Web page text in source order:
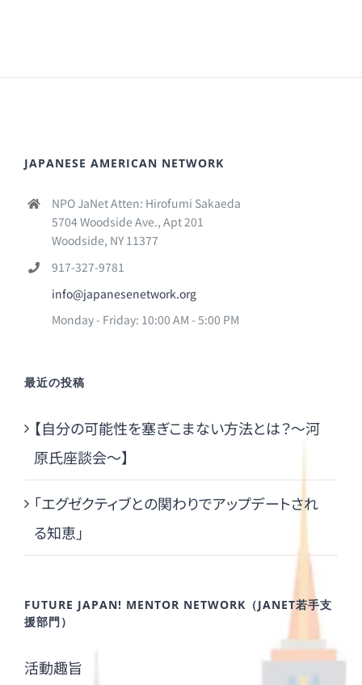
JAPANESE AMERICAN NETWORK
NPO JaNet Atten: Hirofumi Sakaeda
5704 Woodside Ave., Apt 201
Woodside, NY 11377
917-327-9781
info@japanesenetwork.org
Monday - Friday: 10:00 AM - 5:00 PM
最近の投稿
【自分の可能性を塞ぎこまない方法とは？～河
原氏座談会～】
「エグゼクティブとの関わりでアップデートされ
る知恵」
FUTURE JAPAN! MENTOR NETWORK（JANET若手支
援部門）
活動趣旨